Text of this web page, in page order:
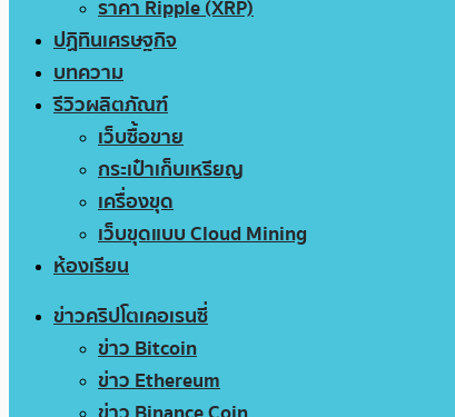
ราคา Ripple (XRP)
ปฏิทินเศรษฐกิจ
บทความ
รีวิวผลิตภัณฑ์
เว็บซื้อขาย
กระเป๋าเก็บเหรียญ
เครื่องขุด
เว็บขุดแบบ Cloud Mining
ห้องเรียน
ข่าวคริปโตเคอเรนซี่
ข่าว Bitcoin
ข่าว Ethereum